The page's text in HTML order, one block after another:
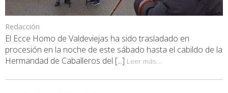
Redacción
El Ecce Homo de Valdeviejas ha sido trasladado en
procesión en la noche de este sábado hasta el cabildo de la
Hermandad de Caballeros del [...] Leer más...